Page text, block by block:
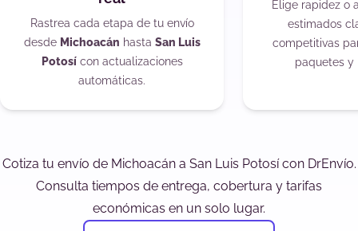
Rastrea cada etapa de tu envío
desde Michoacán hasta San Luis
Potosícon actualizaciones
automáticas.
Elige rapidez o
estimados
competitivas
paquetes y
Cotiza tu envío de Michoacán a San Luis Potosí con DrEnvío.
Consulta tiempos de entrega, cobertura y tarifas
económicas en un solo lugar.